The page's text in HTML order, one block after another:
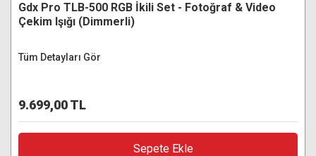
Gdx Pro TLB-500 RGB İkili Set - Fotoğraf & Video
Çekim Işığı (Dimmerli)
Tüm Detayları Gör
9.699,00 TL
Sepete Ekle